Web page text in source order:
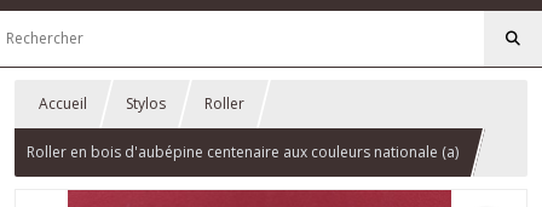
Accueil Stylos Roller
Roller en bois d'aubépine centenaire aux couleurs nationale (a)